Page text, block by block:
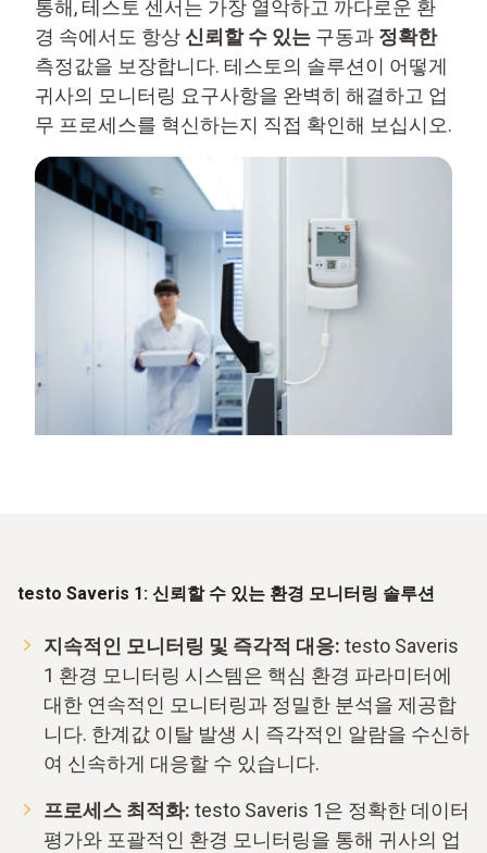
통해, 테스토 센서는 가장 열악하고 까다로운 환
경 속에서도 항상 신뢰할 수 있는 구동과 정확한
측정값을 보장합니다. 테스토의 솔루션이 어떻게
귀사의 모니터링 요구사항을 완벽히 해결하고 업
무 프로세스를 혁신하는지 직접 확인해 보십시오.
testo Saveris 1: 신뢰할 수 있는 환경 모니터링 솔루션
지속적인 모니터링 및 즉각적 대응: testo Saveris
1 환경 모니터링 시스템은 핵심 환경 파라미터에
대한 연속적인 모니터링과 정밀한 분석을 제공합
니다. 한계값 이탈 발생 시 즉각적인 알람을 수신하
여 신속하게 대응할 수 있습니다.
프로세스 최적화: testo Saveris 1은 정확한 데이터
평가와 포괄적인 환경 모니터링을 통해 귀사의 업